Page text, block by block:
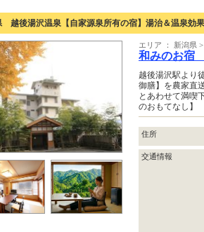
越後湯沢温泉【自家源泉所有の宿】湯治＆温泉効
エリア ： 新潟県
和みのお宿
越後湯沢駅より
御膳】を農家直
とあわせて満喫
のおもてなし】
住所
交通情報